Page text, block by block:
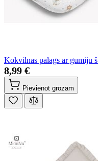
Kokvilnas palags ar gumiju
8,99 €
Pievienot grozam